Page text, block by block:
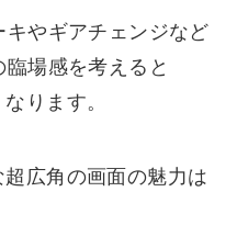
やギアチェンジなど
場感を考えると
ります。
広角の画面の魅力は